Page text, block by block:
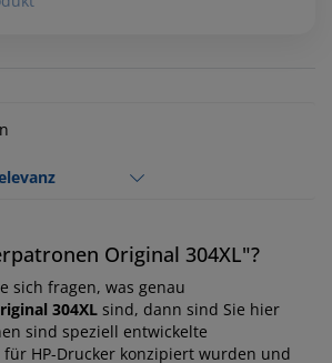
Original 304XL"?
sich fragen, was genau
304XL sind, dann sind Sie hier
sind speziell entwickelte
HP-Drucker konzipiert wurden und